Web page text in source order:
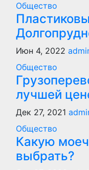
Общество
Июн 4, 2022
Общество
лучшей
Дек 27, 2021
Общество
Какую
выбрать?